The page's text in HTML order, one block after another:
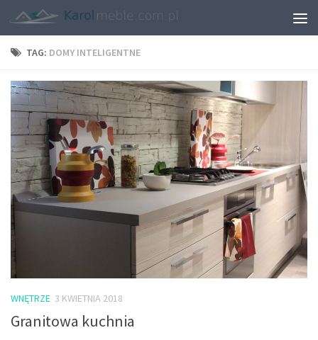
TAG: DOMY INTELIGENTNE
WNĘTRZE 3 KWIETNIA 2018
Granitowa kuchnia